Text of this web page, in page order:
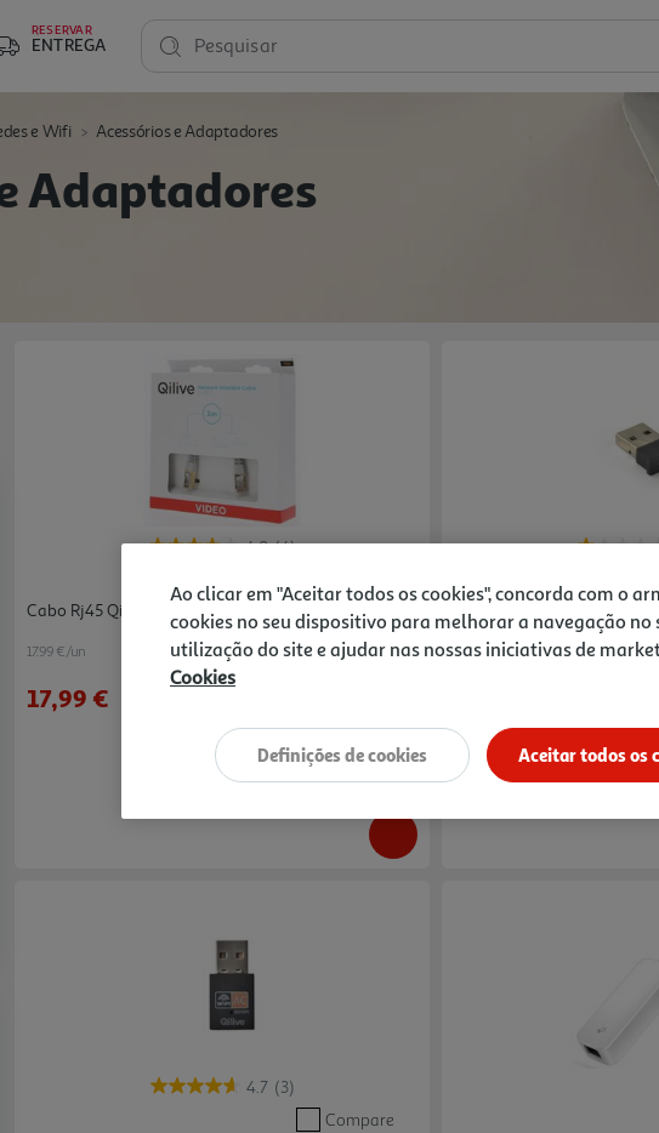
RESERVAR
ENTREGA Pesquisar
e Wifi Acessórios e Adaptadores
Adaptadores
Acessórios e Adaptadores
4.0 (4)
Cabo Rj45 Qilive G4218006 Cat 6 5mt
17.99 €/un
17,99 €
Adaptador Usb Bluetooth
8.99 €/un
4.7 (3)
Compare
Ao clicar em "Aceitar todos os cookies", concorda com o
cookies no seu dispositivo para melhorar a navegação no
utilização do site e ajudar nas nossas iniciativas de
Cookies
Aceitar todos os
Definições de cookies